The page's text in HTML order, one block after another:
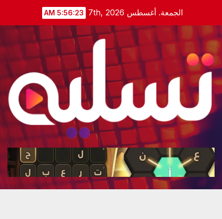
content
الجمعة. أغسطس 7th, 2026 5:56:25 AM